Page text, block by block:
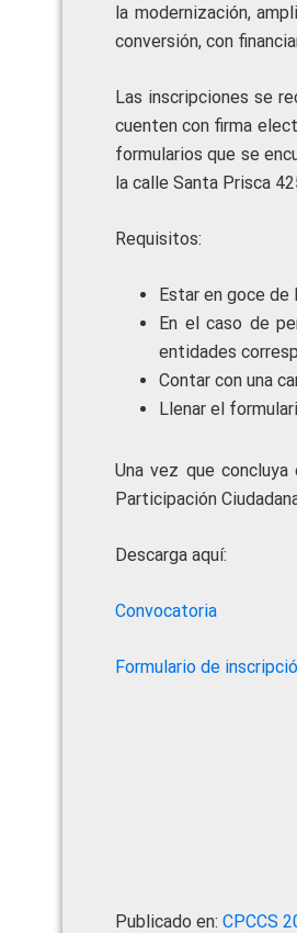
la modernización,
conversión, con
Las inscripciones se
cuenten con firma
formularios que se
la calle Santa Prisca
Requisitos:
Estar en goce de
En el caso de
entidades
Contar con una
Llenar el
Una vez que
Participación
Descarga aquí:
Convocatoria
Formulario de
Publicado en: CPCCS